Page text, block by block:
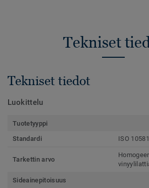
Tekniset
Tekniset tiedot
Luokittelu
Tuotetyyppi
Standardi
ISO 10581
Tarkettin arvo
Sideainepitoisuus